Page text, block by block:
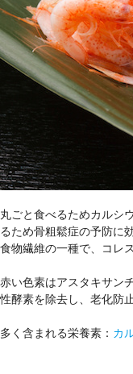
丸ごと食べるためカルシ
るため骨粗鬆症の予防に
食物繊維の一種で、コレ
赤い色素はアスタキサン
性酵素を除去し、老化防
多く含まれる栄養素： カ